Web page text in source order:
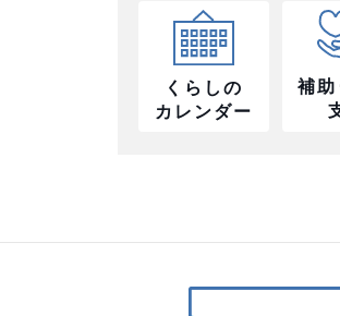
くらしの
カレンダー
補助